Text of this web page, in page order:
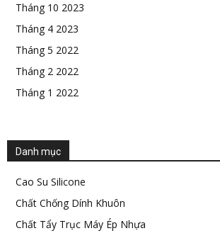
Tháng 10 2023
Tháng 4 2023
Tháng 5 2022
Tháng 2 2022
Tháng 1 2022
Danh mục
Cao Su Silicone
Chất Chống Dính Khuôn
Chất Tẩy Trục Máy Ép Nhựa